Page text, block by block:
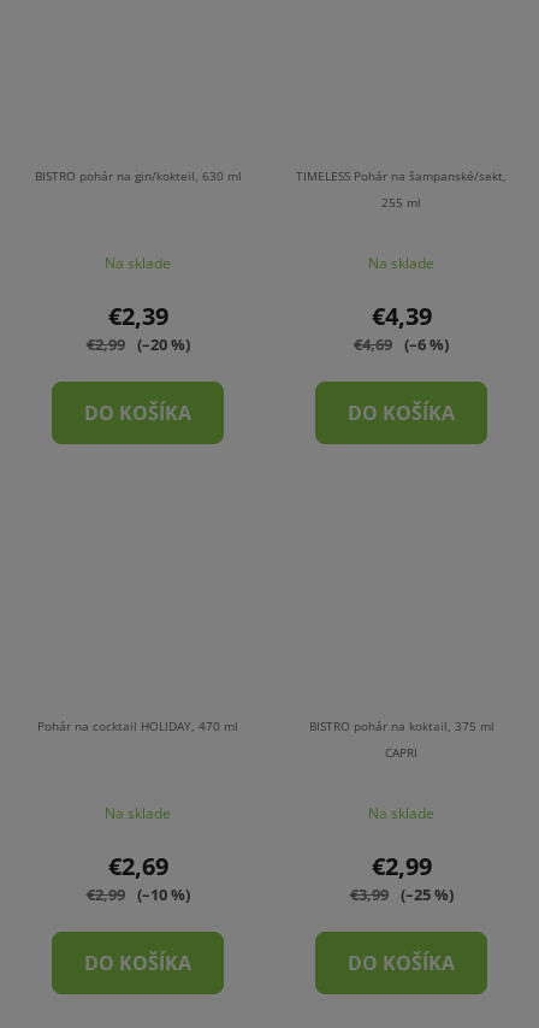
BISTRO pohár na gin/kokteil, 630 ml
Na sklade
€2,39
€2,99 (–20 %)
DO KOŠÍKA
TIMELESS Pohár na šampanské/sekt,
255 ml
Na sklade
€4,39
€4,69 (–6 %)
DO KOŠÍKA
Pohár na cocktail HOLIDAY, 470 ml
Na sklade
€2,69
€2,99 (–10 %)
DO KOŠÍKA
BISTRO pohár na koktail, 375 ml
CAPRI
Na sklade
€2,99
€3,99 (–25 %)
DO KOŠÍKA